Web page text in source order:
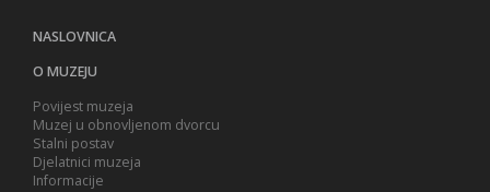
NASLOVNICA
O MUZEJU
Povijest muzeja
Muzej u obnovljenom dvorcu
Stalni postav
Djelatnici muzeja
Informacije